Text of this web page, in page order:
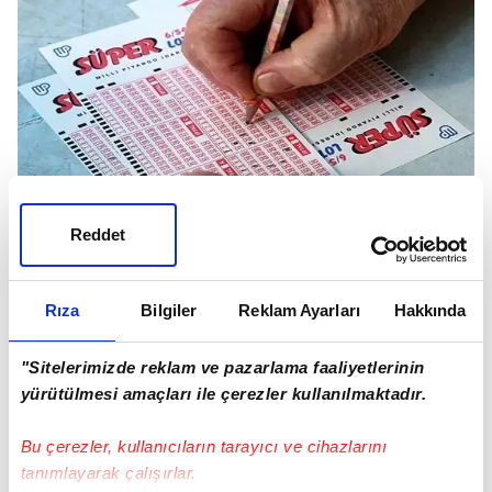
Rıza Bilgiler Reklam Ayarları Hakkında
"Sitelerimizde reklam ve pazarlama faaliyetlerinin
yürütülmesi amaçları ile çerezler kullanılmaktadır.
Bu çerezler, kullanıcıların tarayıcı ve cihazlarını
tanımlayarak çalışırlar.
Reddet
SONRAKİ SÜPER LOTO NE ZAMAN
ÇEKİLECEK?
Sonraki Süper Loto çekilişi29 Mart Pazar günü,
saat 21.30'da gerçekleştirilecek.
SÜPER LOTO NASIL OYNANIR?
Süper Loto; www.millipiyangonline.com üzerinden,
Milli Piyango mobil uygulamasından ya da satış
noktalarından oynanabilir.